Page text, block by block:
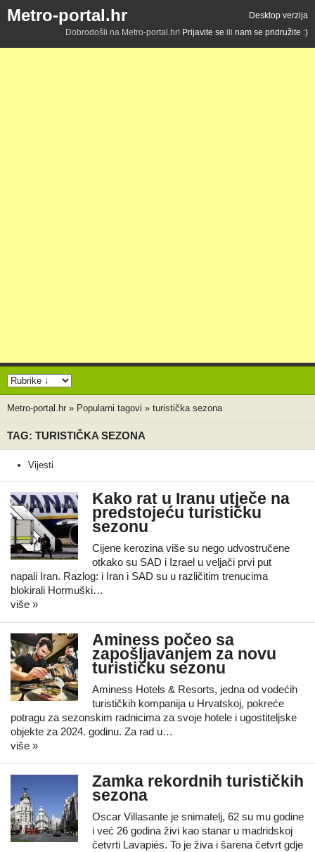
Metro-portal.hr
Desktop verzija
Dobrodošli na Metro-portal.hr! Prijavite se ili nam se pridružite :)
Metro-portal.hr » Popularni tagovi » turistička sezona
TAG: TURISTIČKA SEZONA
Vijesti
Kako rat u Iranu utječe na
predstojeću turističku
sezonu
Cijene kerozina više su nego udvostručene
otkako su SAD i Izrael u veljači prvi put
napali Iran. Razlog: i Iran i SAD su u različitim trenucima
blokirali Hormuški…
više »
Aminess počeo sa
zapošljavanjem za novu
turističku sezonu
Aminess Hotels & Resorts, jedna od vodećih
turističkih kompanija u Hrvatskoj, pokreće
potragu za sezonskim radnicima za svoje hotele i ugostiteljske
objekte za 2024. godinu. Za rad u…
više »
Zamka rekordnih turističkih
sezona
Oscar Villasante je snimatelj, 62 su mu godine
i već 26 godina živi kao stanar u madridskoj
četvrti Lavapiés. To je živa i šarena četvrt gdje